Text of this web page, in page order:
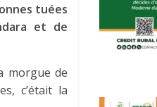
tuées
et de
morgue de
c’était la